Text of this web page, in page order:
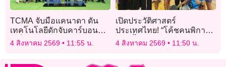
TCMA จับมือแคนาดา ดัน
เทคโนโลยีดักจับคาร์บอน
เครื่องแรกในไทย ปูทาง
4 สิงหาคม 2569 11:55 น.
เปิดประวัติศาสตร์
ประเทศไทย! “โค้ชคนพิการ”
ก้าวขึ้นสอนพิคเคิลบอลให้
4 สิงหาคม 2569 11:50 น.